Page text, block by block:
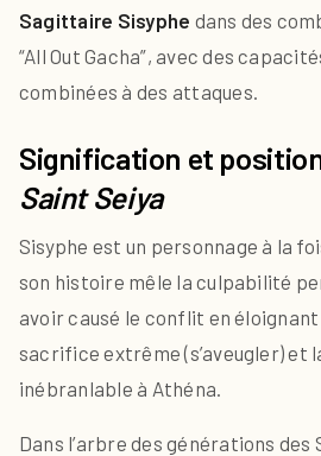
Sagittaire Sisyphe dans des
“All Out Gacha”, avec des
combinées à des attaques.
Signification et
Saint Seiya
Sisyphe est un personnage à la
son histoire mêle la culpabilité
avoir causé le conflit en
sacrifice extrême (s’aveugler) et
inébranlable à Athéna.
Dans l’arbre des générations